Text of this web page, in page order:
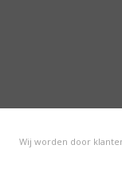
Wij worden door